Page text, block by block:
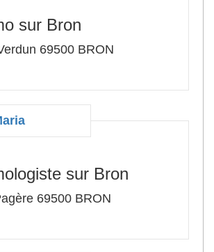
sur Bron
69500 BRON
sur Bron
69500 BRON